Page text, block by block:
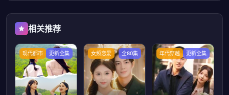
相关推荐
现代都市 更新全集 女频恋爱 全80集 年代穿越 更新全集